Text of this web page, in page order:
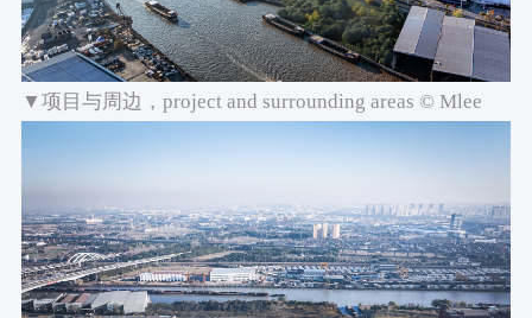
▼项目与周边，project and surrounding areas © Mlee